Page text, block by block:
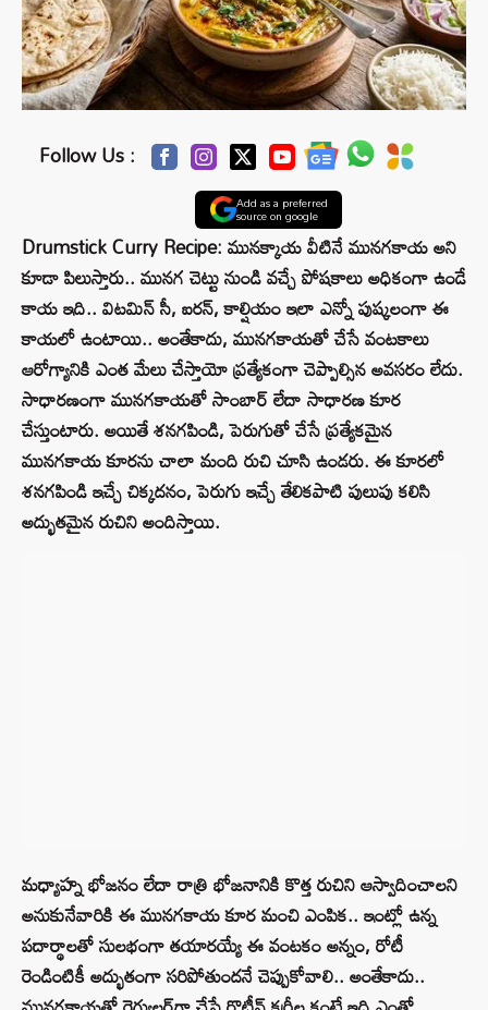
Follow Us :
Add as a preferred
source on google
Drumstick Curry Recipe: మునక్కాయ వీటినే మునగకాయ అని
కూడా పిలుస్తారు.. మునగ చెట్టు నుండి వచ్చే పోషకాలు అధికంగా ఉండే
కాయ ఇది.. విటమిన్ సీ, ఐరన్, కాల్షియం ఇలా ఎన్నో పుష్కలంగా ఈ
కాయలో ఉంటాయి.. అంతేకాదు, మునగకాయతో చేసే వంటకాలు
ఆరోగ్యానికి ఎంత మేలు చేస్తాయో ప్రత్యేకంగా చెప్పాల్సిన అవసరం లేదు.
సాధారణంగా మునగకాయతో సాంబార్ లేదా సాధారణ కూర
చేస్తుంటారు. అయితే శనగపిండి, పెరుగుతో చేసే ప్రత్యేకమైన
మునగకాయ కూరను చాలా మంది రుచి చూసి ఉండరు. ఈ కూరలో
శనగపిండి ఇచ్చే చిక్కదనం, పెరుగు ఇచ్చే తేలికపాటి పులుపు కలిసి
అద్భుతమైన రుచిని అందిస్తాయి.
మధ్యాహ్న భోజనం లేదా రాత్రి భోజనానికి కొత్త రుచిని ఆస్వాదించాలని
అనుకునేవారికి ఈ మునగకాయ కూర మంచి ఎంపిక.. ఇంట్లో ఉన్న
పదార్థాలతో సులభంగా తయారయ్యే ఈ వంటకం అన్నం, రోటీ
రెండింటికీ అద్భుతంగా సరిపోతుందనే చెప్పుకోవాలి.. అంతేకాదు..